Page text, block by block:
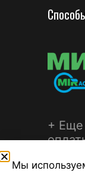
+ Еще
Мы